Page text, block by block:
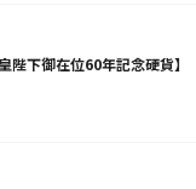
下御在位60年記念硬貨】